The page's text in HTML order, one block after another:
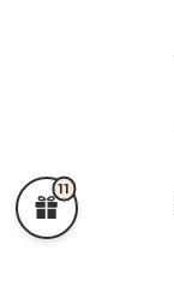
11